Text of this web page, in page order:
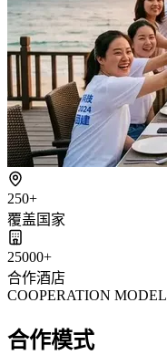
250+
覆盖国家
25000+
合作酒店
COOPERATION MODEL
合作模式